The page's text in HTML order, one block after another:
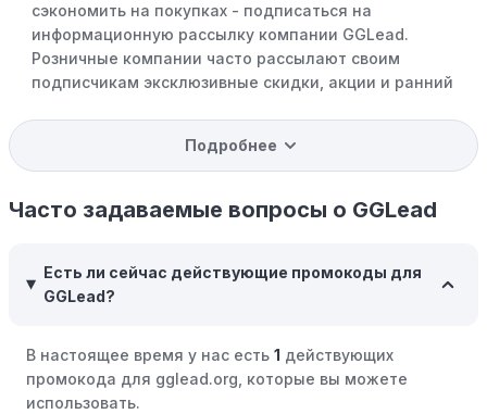
сэкономить на покупках - подписаться на
информационную рассылку компании GGLead.
Розничные компании часто рассылают своим
подписчикам эксклюзивные скидки, акции и ранний
Программы вознаграждений: Скорее всего, в
компании GGLead есть программы поощрения,
покупках. Накапливайте баллы и обменивайте их на
Совершать покупки во время распродаж:Следите за
крупными распродажами, такими как "черная
розничные компании часто предлагают значительные
скидки.
Подробнее
Часто задаваемые вопросы о GGLead
Есть ли сейчас действующие промокоды для
GGLead?
В настоящее время у нас есть 1 действующих
промокода для gglead.org, которые вы можете
использовать.